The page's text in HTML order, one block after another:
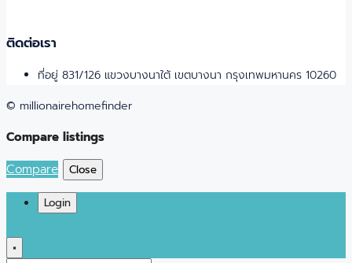
ติดต่อเรา
ที่อยู่ 831/126 แขวงบางนาใต้ เขตบางนา กรุงเทพมหานคร 10260
© millionairehomefinder
Compare listings
Compare
Close
Login
×